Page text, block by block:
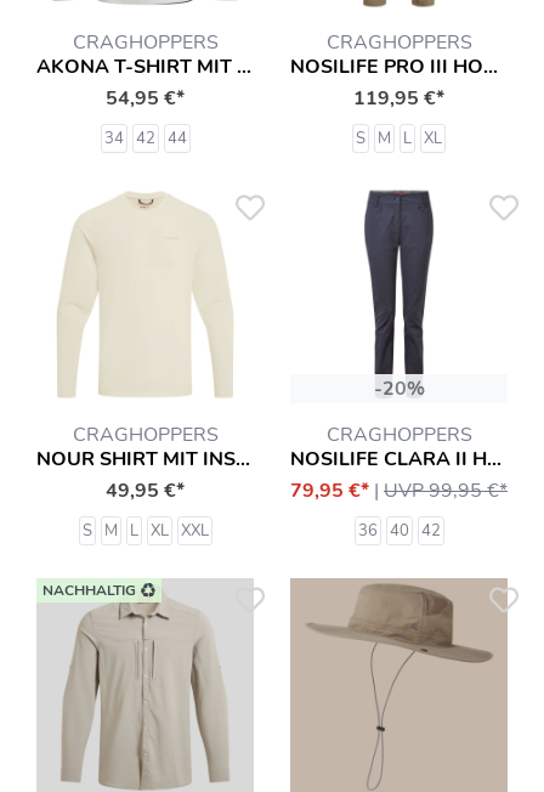
CRAGHOPPERS
AKONA T-SHIRT MIT INSEKTENSCHUTZ LANGARMSHIRT HEMD
54,95 €*
34 42 44
CRAGHOPPERS
NOSILIFE PRO III HOSE MIT INSEKTENSCHUTZ
119,95 €*
S M L XL
CRAGHOPPERS
NOUR SHIRT MIT INSEKTENSCHUTZ
49,95 €*
S M L XL XXL
-20%
CRAGHOPPERS
NOSILIFE CLARA II HOSE
79,95 €* | UVP 99,95 €*
36 40 42
NACHHALTIG